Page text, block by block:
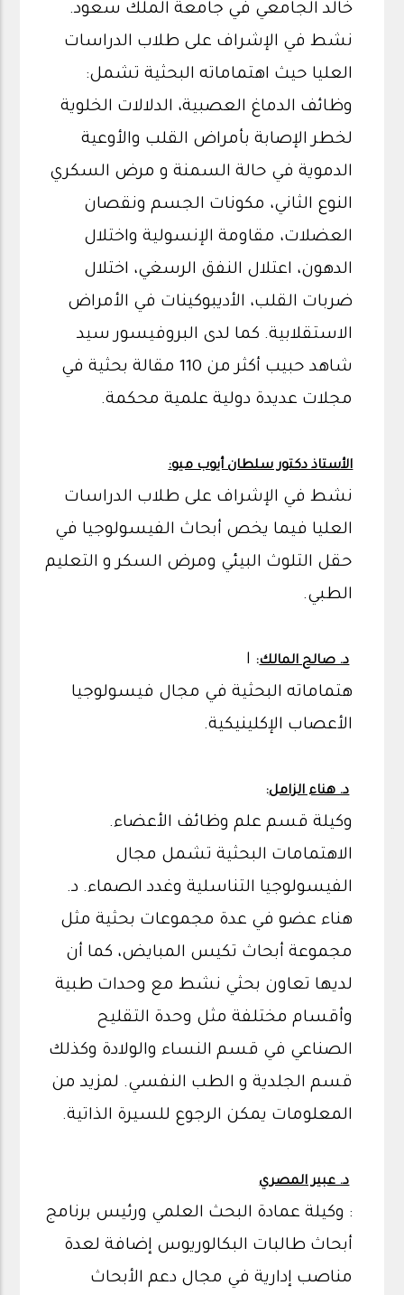
خالد الجامعي في جامعة الملك سعود.
نشط في الإشراف على طلاب الدراسات
العليا حيث اهتماماته البحثية تشمل:
وظائف الدماغ العصبية، الدلالات الخلوية
لخطر الإصابة بأمراض القلب والأوعية
الدموية في حالة السمنة و مرض السكري
النوع الثاني، مكونات الجسم ونقصان
العضلات، مقاومة الإنسولية واختلال
الدهون، اعتلال النفق الرسغي، اختلال
ضربات القلب، الأديبوكينات في الأمراض
الاستقلابية. كما لدى البروفيسور سيد
شاهد حبيب أكثر من 110 مقالة بحثية في
مجلات عديدة دولية علمية محكمة.
الأستاذ دكتور سلطان أيوب ميو:
نشط في الإشراف على طلاب الدراسات
العليا فيما يخص أبحاث الفيسولوجيا في
حقل التلوث البيئي ومرض السكر و التعليم
الطبي.
د. صالح المالك: ا
هتماماته البحثية في مجال فيسولوجيا
الأعصاب الإكلينيكية.
د. هناء الزامل:
وكيلة قسم علم وظائف الأعضاء.
الاهتمامات البحثية تشمل مجال
الفيسولوجيا التناسلية وغدد الصماء. د.
هناء عضو في عدة مجموعات بحثية مثل
مجموعة أبحاث تكيس المبايض، كما أن
لديها تعاون بحثي نشط مع وحدات طبية
وأقسام مختلفة مثل وحدة التقليح
الصناعي في قسم النساء والولادة وكذلك
قسم الجلدية و الطب النفسي. لمزيد من
المعلومات يمكن الرجوع للسيرة الذاتية.
د. عبير المصري
: وكيلة عمادة البحث العلمي ورئيس برنامج
أبحاث طالبات البكالوريوس إضافة لعدة
مناصب إدارية في مجال دعم الأبحاث